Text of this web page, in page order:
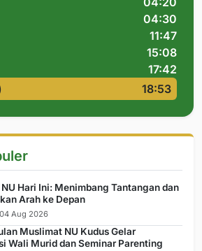
04:30
11:47
15:08
17:42
18:53
NU Hari Ini: Menimbang Tantangan dan
Arah ke Depan
04 Aug 2026
Muslimat NU Kudus Gelar
Wali Murid dan Seminar Parenting